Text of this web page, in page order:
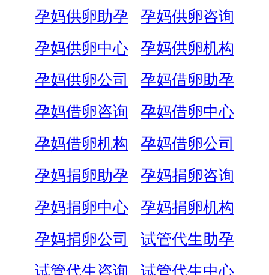
孕妈供卵助孕
孕妈供卵咨询
孕妈供卵中心
孕妈供卵机构
孕妈供卵公司
孕妈借卵助孕
孕妈借卵咨询
孕妈借卵中心
孕妈借卵机构
孕妈借卵公司
孕妈捐卵助孕
孕妈捐卵咨询
孕妈捐卵中心
孕妈捐卵机构
孕妈捐卵公司
试管代生助孕
试管代生咨询
试管代生中心